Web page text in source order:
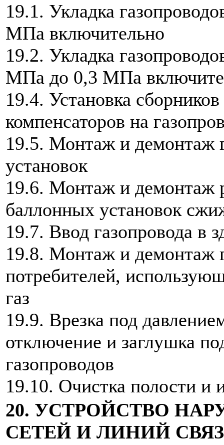
19.1. Укладка
МПа включительно
19.2. Укладка
МПа до 0,3 МПа
19.4. Установка
компенсаторов на
19.5. Монтаж и демонтаж
установок
19.6. Монтаж и демонтаж
баллонных установок
19.7. Ввод газопровода в
19.8. Монтаж и демонтаж
потребителей,
газ
19.9. Врезка под
отключение и заглушка
газопроводов
19.10. Очистка полости и
20. УСТРОЙСТВО
СЕТЕЙ И ЛИНИЙ